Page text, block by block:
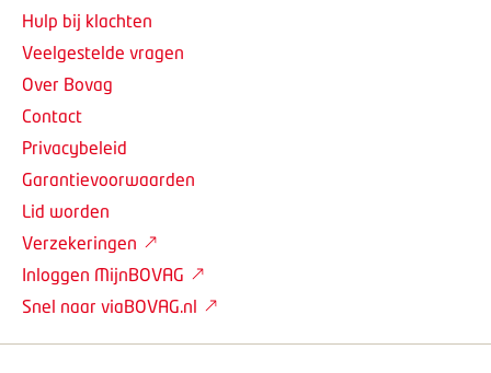
Hulp bij klachten
Veelgestelde vragen
Over Bovag
Contact
Privacybeleid
Garantievoorwaarden
Lid worden
Verzekeringen
Inloggen MijnBOVAG
Snel naar viaBOVAG.nl